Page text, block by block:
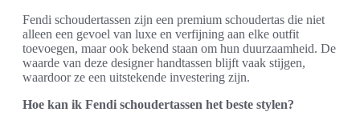
Fendi schoudertassen zijn een premium schoudertas die niet
alleen een gevoel van luxe en verfijning aan elke outfit
toevoegen, maar ook bekend staan om hun duurzaamheid. De
waarde van deze designer handtassen blijft vaak stijgen,
waardoor ze een uitstekende investering zijn.
Hoe kan ik Fendi schoudertassen het beste stylen?